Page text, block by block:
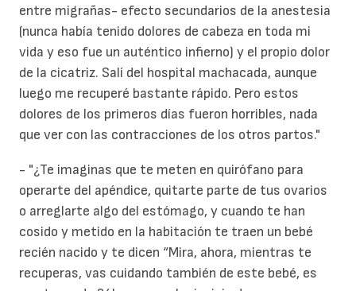
entre migrañas- efecto secundarios de la anestesia
(nunca había tenido dolores de cabeza en toda mi
vida y eso fue un auténtico infierno) y el propio dolor
de la cicatriz. Salí del hospital machacada, aunque
luego me recuperé bastante rápido. Pero estos
dolores de los primeros días fueron horribles, nada
que ver con las contracciones de los otros partos."
- "¿Te imaginas que te meten en quirófano para
operarte del apéndice, quitarte parte de tus ovarios
o arreglarte algo del estómago, y cuando te han
cosido y metido en la habitación te traen un bebé
recién nacido y te dicen “Mira, ahora, mientras te
recuperas, vas cuidando también de este bebé, es